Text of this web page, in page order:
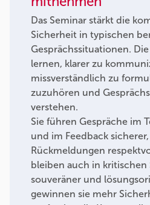
Das Seminar stärkt die
Sicherheit in typischen
Gesprächssituationen.
lernen, klarer zu
missverständlich zu
zuzuhören und
verstehen.
Sie führen Gespräche im
und im Feedback
Rückmeldungen
bleiben auch in kritischen
souveräner und
gewinnen sie mehr